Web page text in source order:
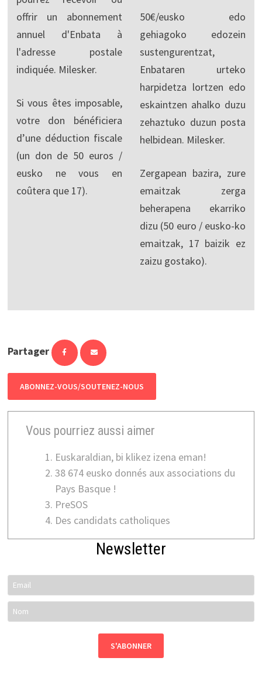
offrir un abonnement
annuel d'Enbata à
l'adresse postale
indiquée. Milesker.
Si vous êtes imposable,
votre don bénéficiera
d’une déduction fiscale
(un don de 50 euros /
eusko ne vous en
coûtera que 17).
50€/eusko edo
gehiagoko edozein
sustengurentzat,
Enbataren urteko
harpidetza lortzen edo
eskaintzen ahalko duzu
zehaztuko duzun posta
helbidean. Milesker.
Zergapean bazira, zure
emaitzak zerga
beherapena ekarriko
dizu (50 euro / eusko-ko
emaitzak, 17 baizik ez
zaizu gostako).
Partager
ABONNEZ-VOUS/SOUTENEZ-NOUS
Vous pourriez aussi aimer
Euskaraldian, bi klikez izena eman!
38 674 eusko donnés aux associations du
Pays Basque !
PreSOS
Des candidats catholiques
Newsletter